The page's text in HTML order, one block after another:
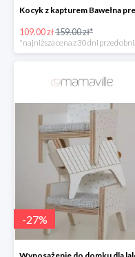
109.00 zł159.00 zł*
-27%